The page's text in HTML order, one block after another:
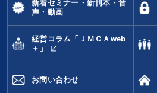
新着セミナー・新刊本・音
声・動画
経営コラム「ＪＭＣＡweb
＋」
open_in_new
お問い合わせ